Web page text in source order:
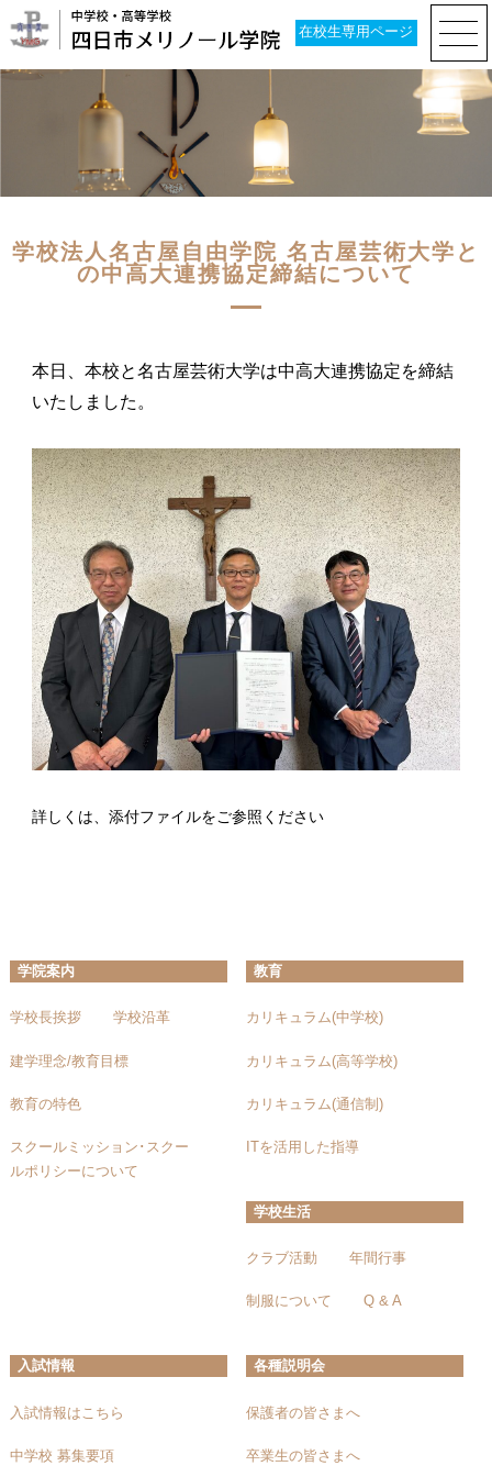
在校生専用ページ
学校法人名古屋自由学院 名古屋芸術大学と
の中高大連携協定締結について
本日、本校と名古屋芸術大学は中高大連携協定を締結
いたしました。
詳しくは、添付ファイルをご参照ください
学院案内
学校長挨拶 学校沿革
建学理念/教育目標
教育の特色
スクールミッション･スクー
ルポリシーについて
教育
カリキュラム(中学校)
カリキュラム(高等学校)
カリキュラム(通信制)
ITを活用した指導
学校生活
クラブ活動 年間行事
制服について Q & A
入試情報
入試情報はこちら
中学校 募集要項
各種説明会
保護者の皆さまへ
卒業生の皆さまへ